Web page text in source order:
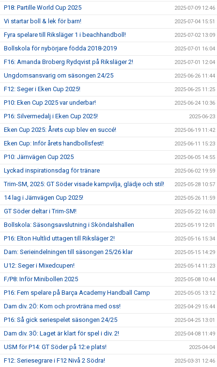
P18: Partille World Cup 2025 2025-07-09 12:46
Vi startar boll & lek för barn! 2025-07-04 15:51
Fyra spelare till Riksläger 1 i beachhandboll! 2025-07-02 13:09
Bollskola för nybörjare födda 2018-2019 2025-07-01 16:04
F16: Amanda Broberg Rydqvist på Riksläger 2! 2025-07-01 12:04
Ungdomsansvarig om säsongen 24/25 2025-06-26 11:44
F12: Seger i Eken Cup 2025! 2025-06-25 11:25
P10: Eken Cup 2025 var underbar! 2025-06-24 10:36
P16: Silvermedalj i Eken Cup 2025! 2025-06-23
Eken Cup 2025: Årets cup blev en succé! 2025-06-19 11:42
Eken Cup: Inför årets handbollsfest! 2025-06-11 15:23
P10: Järnvägen Cup 2025 2025-06-05 14:55
Lyckad inspirationsdag för tränare 2025-06-02 19:59
Trim-SM, 2025: GT Söder visade kampvilja, glädje och stil! 2025-05-28 10:57
14 lag i Järnvägen Cup 2025! 2025-05-26 11:59
GT Söder deltar i Trim-SM! 2025-05-22 16:03
Bollskola: Säsongsavslutning i Sköndalshallen 2025-05-19 12:01
P16: Elton Hultlid uttagen till Riksläger 2! 2025-05-16 15:34
Dam: Serieindelningen till säsongen 25/26 klar 2025-05-15 14:29
U12: Seger i Mixedcupen! 2025-05-14 11:23
F/P8: Inför Minibollen 2025 2025-05-08 10:44
P16: Fem spelare på Barça Academy Handball Camp 2025-05-05 13:12
Dam div. 2Ö: Kom och provträna med oss! 2025-04-29 15:44
P16: Så gick seriespelet säsongen 24/25 2025-04-25 13:01
Dam div. 3Ö: Laget är klart för spel i div. 2! 2025-04-08 11:49
USM för P14: GT Söder på 12:e plats! 2025-04-04
F12: Seriesegrare i F12 Nivå 2 Södra! 2025-03-31 12:46